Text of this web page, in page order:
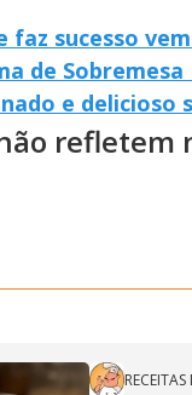
faz sucesso
de Sobremesa
e
refletem
RECEITAS